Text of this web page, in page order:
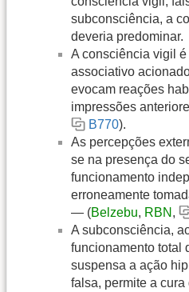
subconsciência, a
deveria predominar.
A consciência vigil
associativo
evocam reações
impressões
B770).
As percepções
se na presença do
funcionamento
erroneamente
— (Belzebu, RBN ,
A subconsciência,
funcionamento total
suspensa a ação
falsa, permite a